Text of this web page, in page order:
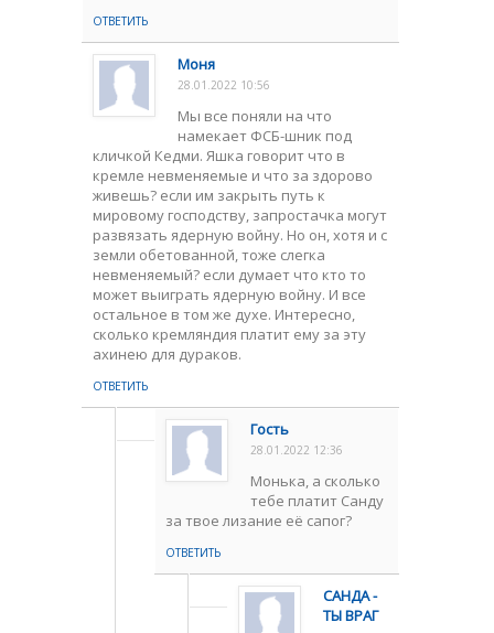
ОТВЕТИТЬ
Моня
28.01.2022 10:56
Мы все поняли на что
намекает ФСБ-шник под
кличкой Кедми. Яшка говорит что в
кремле невменяемые и что за здорово
живешь? если им закрыть путь к
мировому господству, запростачка могут
развязать ядерную войну. Но он, хотя и с
земли обетованной, тоже слегка
невменяемый? если думает что кто то
может выиграть ядерную войну. И все
остальное в том же духе. Интересно,
сколько кремляндия платит ему за эту
ахинею для дураков.
ОТВЕТИТЬ
Гость
28.01.2022 12:36
Монька, а сколько
тебе платит Санду
за твое лизание её сапог?
ОТВЕТИТЬ
САНДА -
ТЫ ВРАГ